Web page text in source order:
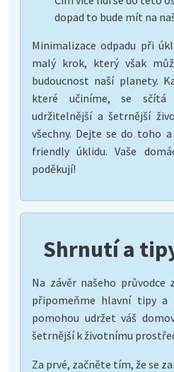
dopad to bude mít na
Minimalizace odpadu při
malý krok, který však
budoucnost naší planety.
které učiníme, se sčítá
udržitelnější a šetrnější
všechny. Dejte se do toho
friendly úklidu. Vaše
poděkují!
Shrnutí a
Na závěr našeho
připomeňme hlavní tipy a
pomohou udržet váš
šetrnější k životnímu
Za prvé, začněte tím, že se